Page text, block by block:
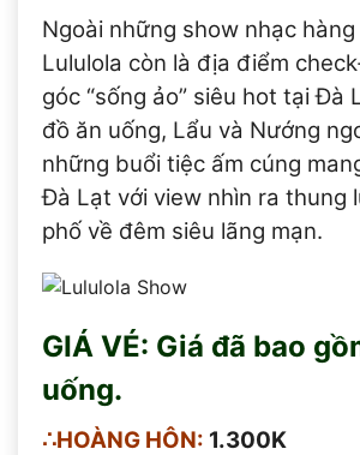
Ngoài những show nhạc hàng
Lululola còn là địa điểm
góc “sống ảo” siêu hot tại Đà
đồ ăn uống, Lẩu và Nướng
những buổi tiệc ấm cúng
Đà Lạt với view nhìn ra thung
phố về đêm siêu lãng mạn.
GIÁ VÉ: Giá đã bao
uống.
∴HOÀNG HÔN: 1.300K